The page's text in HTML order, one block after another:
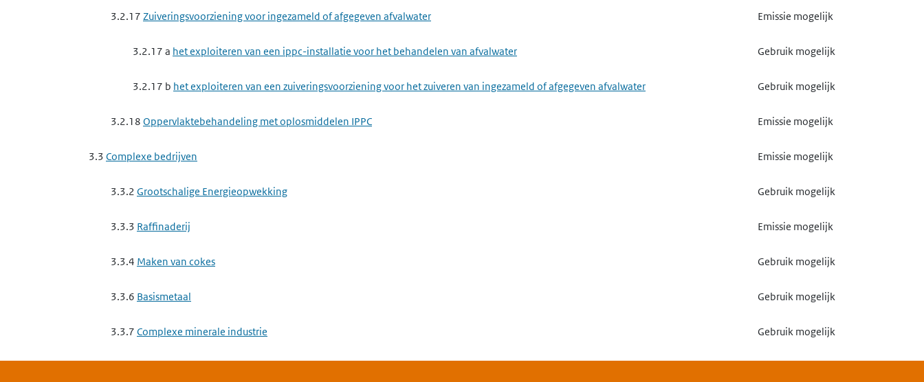
3.2.17 Zuiveringsvoorziening voor ingezameld of afgegeven afvalwater Emissie mogelijk
3.2.17 a het exploiteren van een ippc-installatie voor het behandelen van afvalwater Gebruik mogelijk
3.2.17 b het exploiteren van een zuiveringsvoorziening voor het zuiveren van ingezameld of afgegeven afvalwater Gebruik mogelijk
3.2.18 Oppervlaktebehandeling met oplosmiddelen IPPC Emissie mogelijk
3.3 Complexe bedrijven Emissie mogelijk
3.3.2 Grootschalige Energieopwekking Gebruik mogelijk
3.3.3 Raffinaderij Emissie mogelijk
3.3.4 Maken van cokes Gebruik mogelijk
3.3.6 Basismetaal Gebruik mogelijk
3.3.7 Complexe minerale industrie Gebruik mogelijk